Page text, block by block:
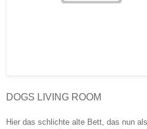
DOGS LIVING ROOM
Hier das schlichte alte Bett, das nun